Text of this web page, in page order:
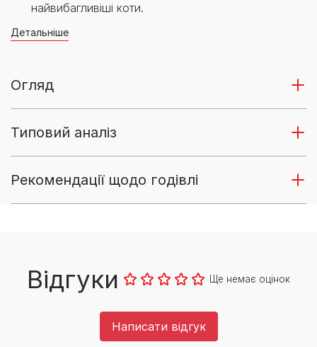
найвибагливіші коти.
Детальніше
Огляд
Типовий аналіз
Рекомендації щодо годівлі
Відгуки Ще немає оцінок
Написати відгук